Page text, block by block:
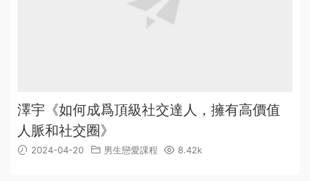
澤宇《如何成爲頂級社交達人，擁有高價值
人脈和社交圈》
2024-04-20 男生戀愛課程 8.42k